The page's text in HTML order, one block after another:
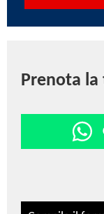
Prenota la